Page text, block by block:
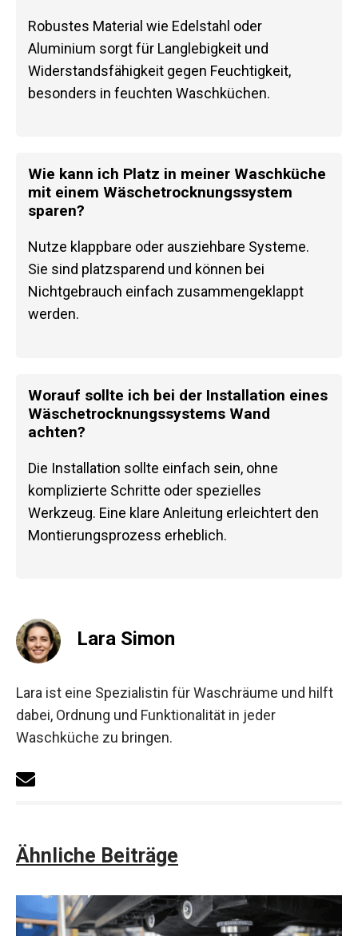
Robustes Material wie Edelstahl oder
Aluminium sorgt für Langlebigkeit und
Widerstandsfähigkeit gegen Feuchtigkeit,
besonders in feuchten Waschküchen.
Wie kann ich Platz in meiner Waschküche
mit einem Wäschetrocknungssystem
sparen?
Nutze klappbare oder ausziehbare Systeme.
Sie sind platzsparend und können bei
Nichtgebrauch einfach zusammengeklappt
werden.
Worauf sollte ich bei der Installation eines
Wäschetrocknungssystems Wand
achten?
Die Installation sollte einfach sein, ohne
komplizierte Schritte oder spezielles
Werkzeug. Eine klare Anleitung erleichtert den
Montierungsprozess erheblich.
Lara Simon
Lara ist eine Spezialistin für Waschräume und hilft
dabei, Ordnung und Funktionalität in jeder
Waschküche zu bringen.
Ähnliche Beiträge